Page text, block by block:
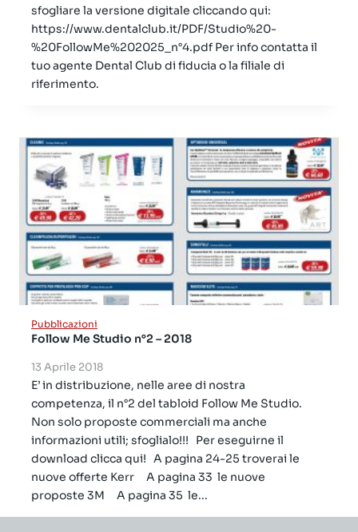
sfogliare la versione digitale cliccando qui:
https://www.dentalclub.it/PDF/Studio%20-
%20FollowMe%202025_n°4.pdf Per info contatta il
tuo agente Dental Club di fiducia o la filiale di
riferimento.
Pubblicazioni
Follow Me Studio n°2 – 2018
13 Aprile 2018
E’ in distribuzione, nelle aree di nostra
competenza, il n°2 del tabloid Follow Me Studio.
Non solo proposte commerciali ma anche
informazioni utili; sfoglialo!!! Per eseguirne il
download clicca qui! A pagina 24-25 troverai le
nuove offerte Kerr A pagina 33 le nuove
proposte 3M A pagina 35 le...